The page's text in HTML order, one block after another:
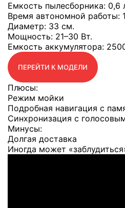
Емкость пылесборника: 0,6
Время автономной работы:
Диаметр: 33 см.
Мощность: 21–30 Вт.
Емкость аккумулятора:
ПЕРЕЙТИ К МОДЕЛИ
Плюсы:
Режим мойки
Подробная навигация с
Синхронизация с
Минусы:
Долгая доставка
Иногда может